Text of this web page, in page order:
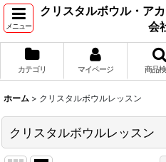
メニュー
クリスタルボウル・ア
会
カテゴリ マイページ 商品
ホーム > クリスタルボウルレッスン
クリスタルボウルレッスン